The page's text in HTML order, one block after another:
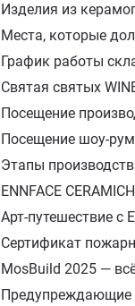
Изделия из
Места, которые
График работы
Святая святых
Посещение
Посещение шоу-
Этапы
ENNFACE
Арт-путешествие с
Сертификат
MosBuild 2025 —
Предупреждающие